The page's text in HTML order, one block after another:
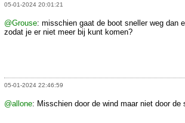
05-01-2024 20:01:21
@Grouse: misschien gaat de boot sneller weg dan
zodat je er niet meer bij kunt komen?
05-01-2024 22:46:59
@allone: Misschien door de wind maar niet door de